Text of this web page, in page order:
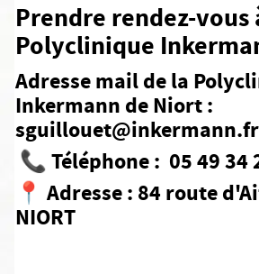
Prendre rendez-vous
Polyclinique
Adresse mail de la
Inkermann de Niort :
sguillouet@inkermann.fr
📞 Téléphone : 05 49 34
📍 Adresse : 84 route
NIORT